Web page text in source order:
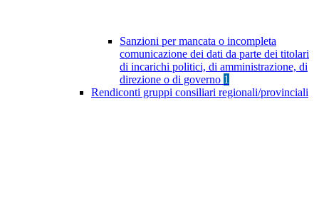
Sanzioni per mancata o incompleta
comunicazione dei dati da parte dei titolari
di incarichi politici, di amministrazione, di
direzione o di governo 1
Rendiconti gruppi consiliari regionali/provinciali